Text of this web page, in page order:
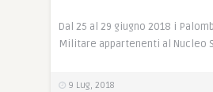
Dal 25 al 29 giugno 2018 i
Militare appartenenti al Nucleo
9 Lug, 2018